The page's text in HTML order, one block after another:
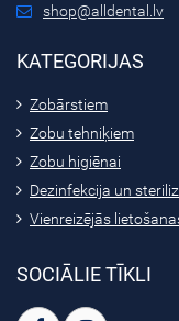
shop@alldental.lv
KATEGORIJAS
Zobārstiem
Zobu tehniķiem
Zobu higiēnai
Dezinfekcija un
Vienreizējās
SOCIĀLIE TĪKLI